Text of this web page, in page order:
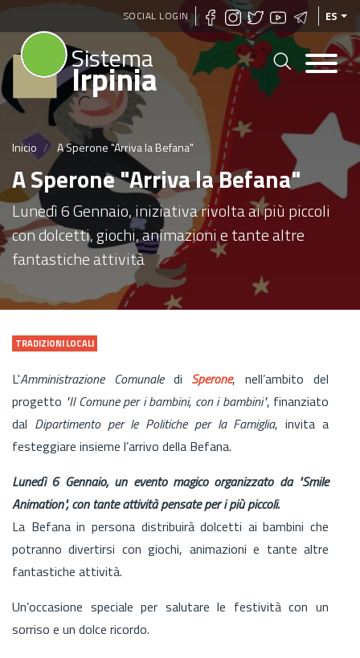
Pasar
al
contenido
principal
SOCIAL LOGIN ES
Sistema
Irpinia
Inicio A Sperone "Arriva la Befana"
A Sperone "Arriva la Befana"
Lunedì 6 Gennaio, iniziativa rivolta ai più piccoli
con dolcetti, giochi, animazioni e tante altre
fantastiche attività
TRADIZIONI LOCALI
L'Amministrazione Comunaledi Sperone, nell’ambito del
progetto "Il Comune per i bambini, con i bambini", finanziato
dal Dipartimento per le Politiche per la Famiglia, invita a
festeggiare insieme l’arrivo della Befana.
Lunedì 6 Gennaio, un evento magico organizzato da "Smile
Animation", con tante attività pensate per i più piccoli.
La Befana in persona distribuirà dolcetti ai bambini che
potranno divertirsi con giochi, animazioni e tante altre
fantastiche attività.
Un’occasione speciale per salutare le festività con un
sorriso e un dolce ricordo.